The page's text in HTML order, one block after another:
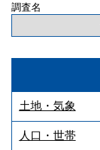
土地・気象
人口・世帯
調査名